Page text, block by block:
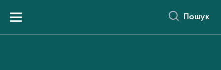
вмістуMenu Пошук